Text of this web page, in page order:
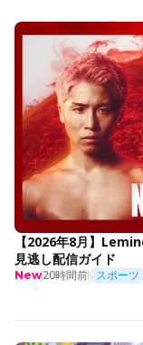
【2026年8月】
見逃し配信ガイド
New20時間前 スポーツ